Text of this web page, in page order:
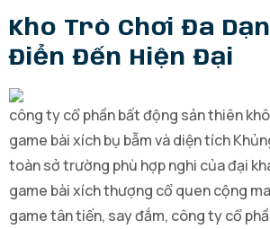
Kho Trò Chơi Đa
Điển Đến Hiện Đại
công ty cổ phần bất động sản thiên
game bài xích bụ bẫm và diện tích
toàn sở trường phù hợp nghi của đại
game bài xích thượng cổ quen cộng
game tân tiến, say đắm, công ty cổ